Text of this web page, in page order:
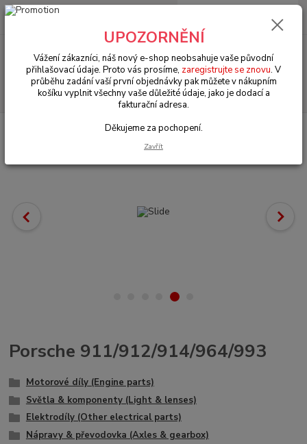
Menu
Hledat
+420 602 330 329
0 Kč
Porsche 911/912/914/964/993
Porsche 911/912/914/964/993
Motorové díly (Engine parts)
Světla & komponenty (Light & lenses)
Elektrodíly (Other electrical parts)
Nápravy & převodovka (Axles & gearbox)
UPOZORNĚNÍ
Vážení zákazníci, náš nový e-shop neobsahuje vaše původní
přihlašovací údaje. Proto vás prosíme, zaregistrujte se znovu. V
průběhu zadání vaší první objednávky pak můžete v nákupním
košíku vyplnit všechny vaše důležité údaje, jako je dodací a
fakturační adresa.
Děkujeme za pochopení.
Zavřít